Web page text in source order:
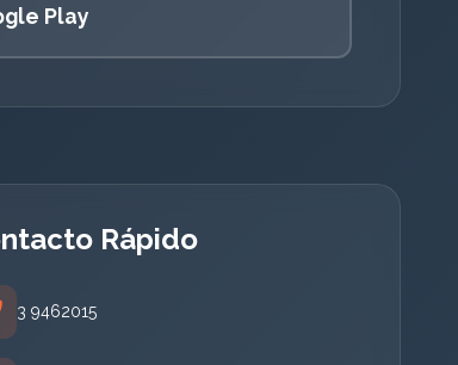
Play
Rápido
3 9462015